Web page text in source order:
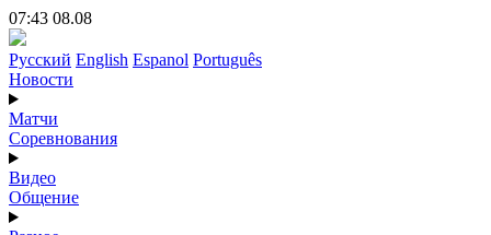
07:43 08.08
Русский English Espanol Português
Новости
Матчи
Соревнования
Видео
Общение